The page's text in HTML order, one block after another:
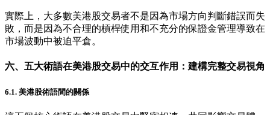
實際上，大多數美港股交易者不是因為市場方向判斷錯誤而失
敗，而是因為不合理的槓桿使用和不充分的保證金管理導致在
市場波動中被迫平倉。
六、五大術語在美港股交易中的交互作用：建構完整交易視角
6.1. 美港股術語間的關係